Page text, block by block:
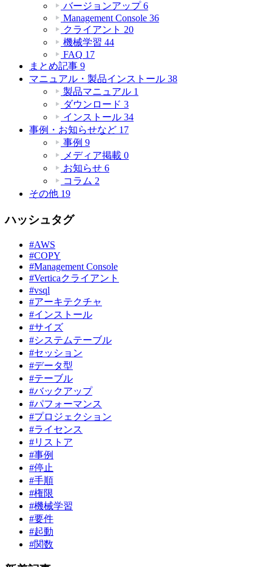
バージョンアップ 6
Management Console 36
クライアント 20
機械学習 44
FAQ 17
まとめ記事 9
マニュアル・製品インストール 38
製品マニュアル 1
ダウンロード 3
インストール 34
事例・お知らせなど 17
事例 9
メディア掲載 0
お知らせ 6
コラム 2
その他 19
ハッシュタグ
#AWS
#COPY
#Management Console
#Verticaクライアント
#vsql
#アーキテクチャ
#インストール
#サイズ
#システムテーブル
#セッション
#データ型
#テーブル
#バックアップ
#パフォーマンス
#プロジェクション
#ライセンス
#リストア
#事例
#停止
#手順
#権限
#機械学習
#要件
#起動
#関数